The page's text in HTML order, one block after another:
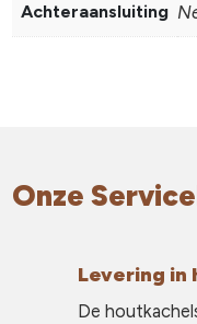
Achteraansluiting
Onze
Levering in
De